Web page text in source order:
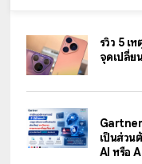
รีวิว 5 เ
จุดเปลี่ย
Gartner
เป็นส่วน
AI หรือ